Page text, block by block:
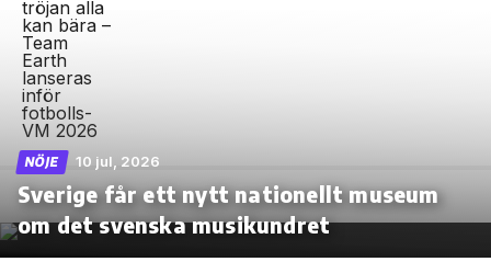
NÖJE 10 jul, 2026
Sverige får ett nytt nationellt museum
om det svenska musikundret